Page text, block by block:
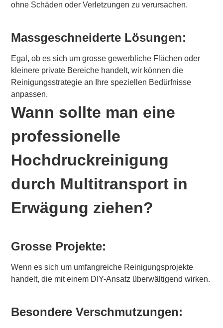
ohne Schäden oder Verletzungen zu verursachen.
Massgeschneiderte Lösungen:
Egal, ob es sich um grosse gewerbliche Flächen oder
kleinere private Bereiche handelt, wir können die
Reinigungsstrategie an Ihre speziellen Bedürfnisse
anpassen.
Wann sollte man eine
professionelle
Hochdruckreinigung
durch Multitransport in
Erwägung ziehen?
Grosse Projekte:
Wenn es sich um umfangreiche Reinigungsprojekte
handelt, die mit einem DIY-Ansatz überwältigend wirken.
Besondere Verschmutzungen: